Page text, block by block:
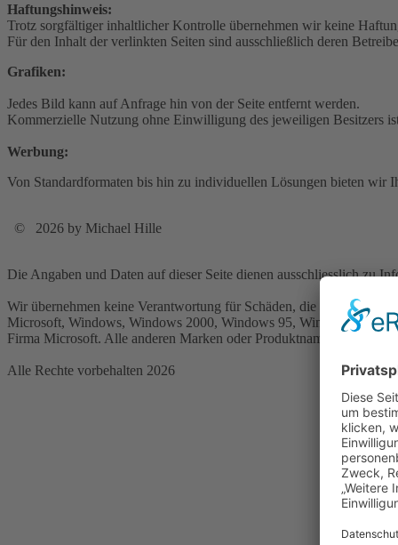
Haftungshinweis:
Trotz sorgfältiger inhaltlicher Kontrolle übernehmen wir keine
Für den Inhalt der verlinkten Seiten sind ausschließlich deren
Grafiken:
Jedes Bild kann auf Anfrage hin von der Seite entfernt werden.
Kommerzielle Nutzung ohne Einwilligung des jeweiligen Besitzers
Werbung:
Von Standardformaten bis hin zu individuellen Lösungen bieten wir
© 2026 by Michael Hille
Die Angaben und Daten auf dieser Seite dienen ausschliesslich zu
Wir übernehmen keine Verantwortung für Schäden, die durch diese
Microsoft, Windows, Windows 2000, Windows 95, Windows 98,
Firma Microsoft. Alle anderen Marken oder Produktnamen sind
Alle Rechte vorbehalten 2026